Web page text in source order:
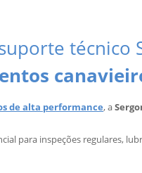
técnico
de alta performance, a
para inspeções regulares,